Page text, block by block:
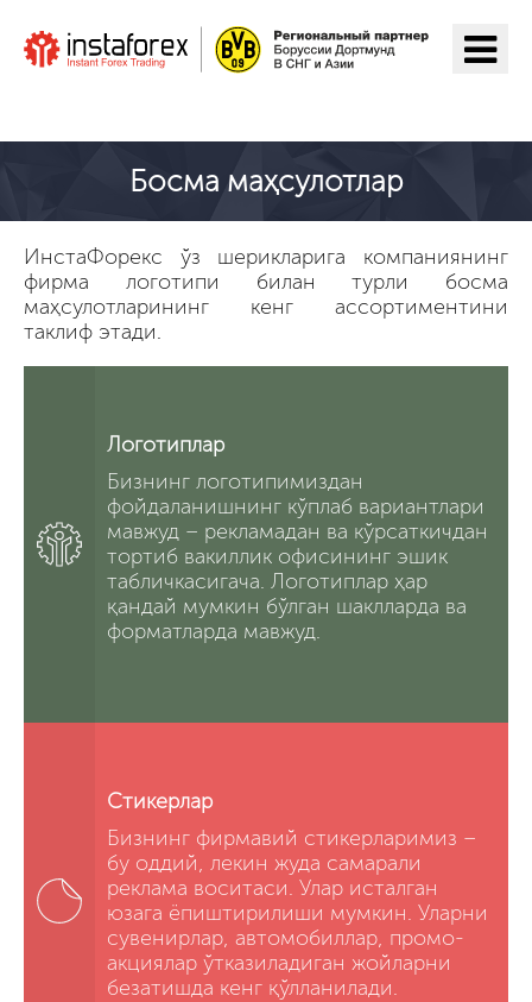
Босма маҳсулотлар
ИнстаФорекс ўз шерикларига компаниянинг
фирма логотипи билан турли босма
маҳсулотларининг кенг ассортиментини
таклиф этади.
Логотиплар
Бизнинг логотипимиздан
фойдаланишнинг кўплаб вариантлари
мавжуд – рекламадан ва кўрсаткичдан
тортиб вакиллик офисининг эшик
табличкасигача. Логотиплар ҳар
қандай мумкин бўлган шаклларда ва
форматларда мавжуд.
Стикерлар
Бизнинг фирмавий стикерларимиз –
бу оддий, лекин жуда самарали
реклама воситаси. Улар исталган
юзага ёпиштирилиши мумкин. Уларни
сувенирлар, автомобиллар, промо-
акциялар ўтказиладиган жойларни
безатишда кенг қўлланилади.